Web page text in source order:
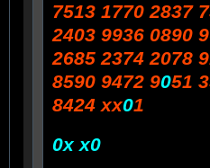
7513 1770 2837
2403 9936 0890
2685 2374 2078
8590 9472 9051
8424 xx01
0x x0